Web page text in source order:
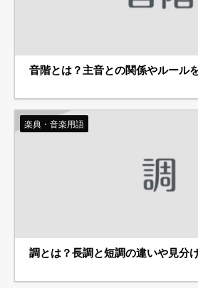
音階とは？主音との関係やルール
楽典・音楽用語
調とは？長調と短調の違いや見分